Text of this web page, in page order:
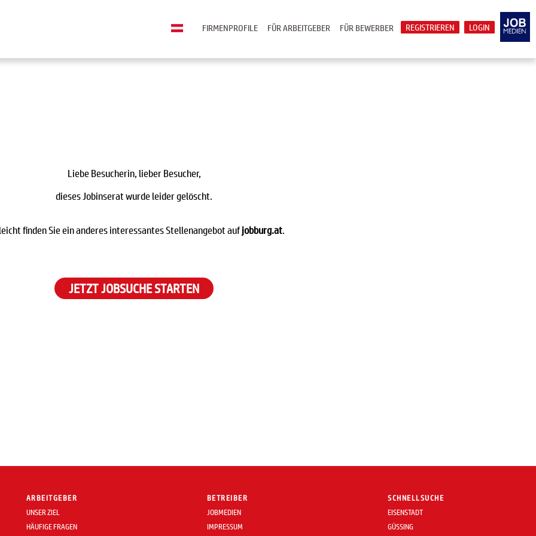
LOGIN
REGISTRIEREN
FÜR BEWERBER
FÜR ARBEITGEBER
FIRMENPROFILE
Liebe Besucherin, lieber Besucher,
dieses Jobinserat wurde leider gelöscht.
finden Sie ein anderes interessantes Stellenangebot aufjobburg.at.
JETZT JOBSUCHE STARTEN
ARBEITGEBER
UNSER ZIEL
HÄUFIGE FRAGEN
BETREIBER
JOBMEDIEN
IMPRESSUM
SCHNELLSUCHE
EISENSTADT
GÜSSING